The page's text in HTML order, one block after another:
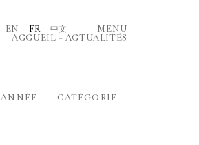
EN FR 中文
MENU
ACCUEIL – ACTUALITÉS
ANNÉE CATÉGORIE